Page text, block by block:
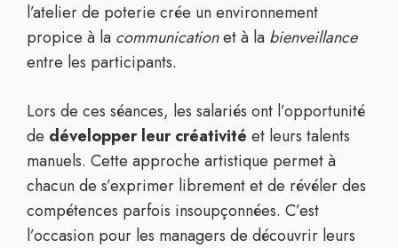
l’atelier de poterie crée un environnement
propice à la communicationet à la bienveillance
entre les participants.
Lors de ces séances, les salariés ont l’opportunité
de développer leur créativité et leurs talents
manuels. Cette approche artistique permet à
chacun de s’exprimer librement et de révéler des
compétences parfois insoupçonnées. C’est
l’occasion pour les managers de découvrir leurs